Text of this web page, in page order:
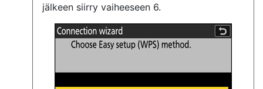
jälkeen siirry vaiheeseen 6.